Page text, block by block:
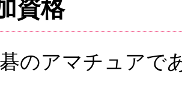
資格
のアマチュアで